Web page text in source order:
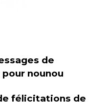
de
nounou
félicitations de